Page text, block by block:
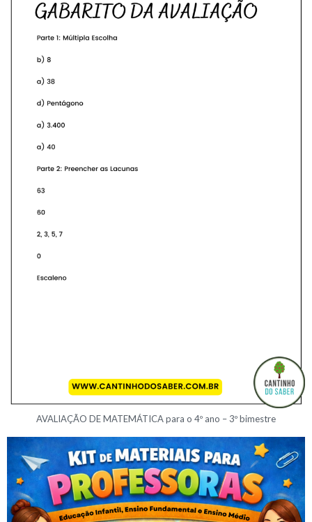
AVALIAÇÃO DE MATEMÁTICA para o 4º ano – 3º bimestre